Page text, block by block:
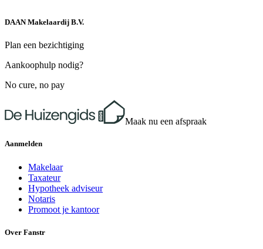
DAAN Makelaardij B.V.
Plan een bezichtiging
Aankoophulp nodig?
No cure, no pay
Maak nu een afspraak
Aanmelden
Makelaar
Taxateur
Hypotheek adviseur
Notaris
Promoot je kantoor
Over Fanstr